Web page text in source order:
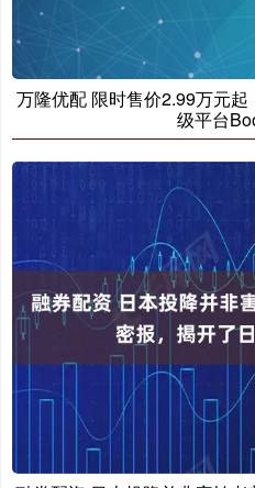
万隆优配 限时售价2.99万元
级平台